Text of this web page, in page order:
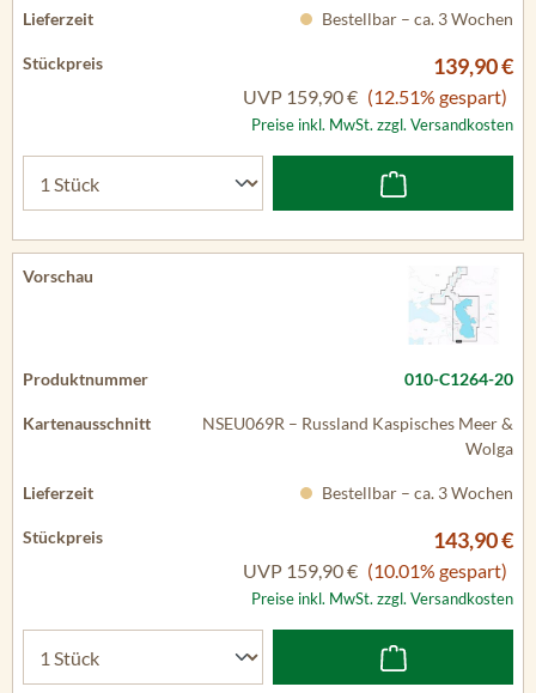
Bestellbar – ca. 3 Wochen
139,90 €
UVP 159,90 € (12.51% gespart)
Preise inkl. MwSt. zzgl. Versandkosten
010-C1264-20
NSEU069R – Russland Kaspisches Meer &
Wolga
Bestellbar – ca. 3 Wochen
143,90 €
UVP 159,90 € (10.01% gespart)
Preise inkl. MwSt. zzgl. Versandkosten